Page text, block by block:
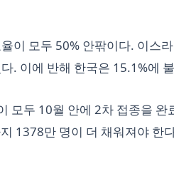
이 모두 50% 안팎이다. 이스
. 이에 반해 한국은 15.1%에
모두 10월 안에 2차 접종을
1378만 명이 더 채워져야 한